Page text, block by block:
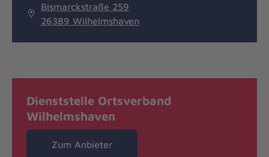
Bismarckstraße 259
26389 Wilhelmshaven
Dienststelle Ortsverband
Wilhelmshaven
Zum Anbieter